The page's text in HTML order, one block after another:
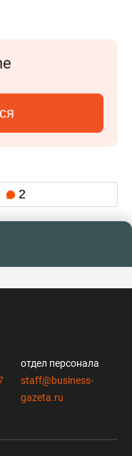
2
отдел персонала
staff@business-
gazeta.ru